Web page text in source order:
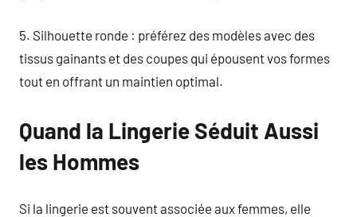
5. Silhouette ronde : préférez des modèles avec des
tissus gainants et des coupes qui épousent vos formes
tout en offrant un maintien optimal.
Quand la Lingerie Séduit Aussi
les Hommes
Si la lingerie est souvent associée aux femmes, elle